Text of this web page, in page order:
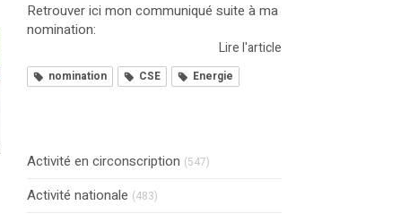
Retrouver ici mon communiqué suite à ma
nomination:
Lire l'article
nomination CSE Energie
Activité en circonscription (547)
Activité nationale (483)